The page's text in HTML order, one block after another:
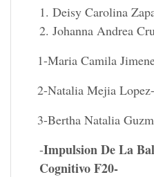
Deisy Carolina
Johanna Andrea
1-Maria Camila
2-Natalia Mejia
3-Bertha Natalia
-Impulsion De La
Cognitivo F20-